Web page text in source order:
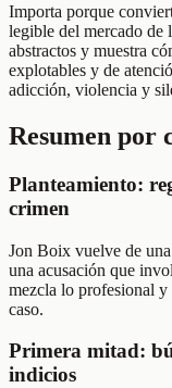
Importa porque
legible del mercado de
abstractos y muestra
explotables y de
adicción, violencia y
Resumen por
Planteamiento:
crimen
Jon Boix vuelve de
una acusación que
mezcla lo profesional
caso.
Primera mitad:
indicios